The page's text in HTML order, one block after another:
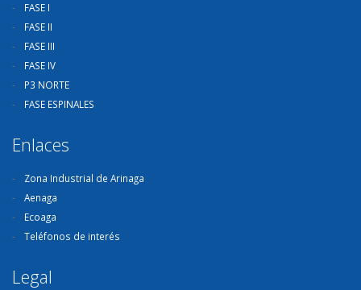
FASE I
FASE II
FASE III
FASE IV
P3 NORTE
FASE ESPINALES
Enlaces
Zona Industrial de Arinaga
Aenaga
Ecoaga
Teléfonos de interés
Legal